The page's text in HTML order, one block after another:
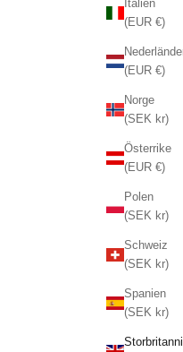
Italien
(EUR €)
(EUR €)
Norge
(SEK kr)
Österrike
(EUR €)
Polen
(SEK kr)
Schweiz
(SEK kr)
Spanien
(SEK kr)